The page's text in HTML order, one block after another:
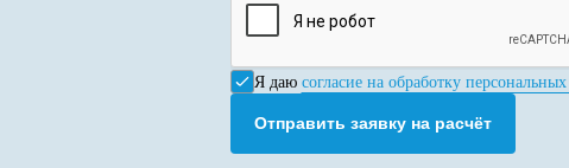
Я даю согласие на обработку
Отправить заявку на расчёт